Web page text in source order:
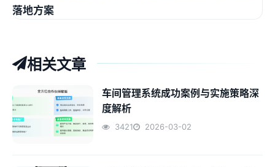
落地方案
相关文章
车间管理系统成功案例与实施策略深
度解析
3421 2026-03-02